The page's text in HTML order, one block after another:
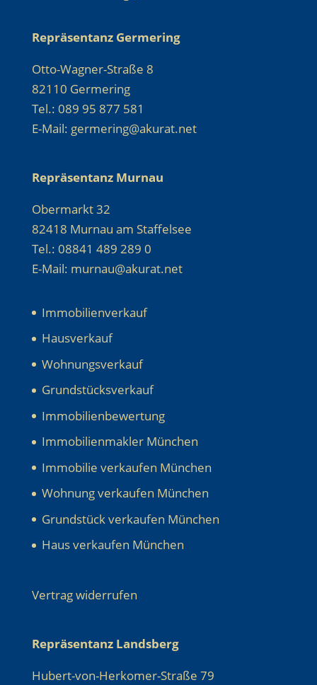
Repräsentanz Germering
Otto-Wagner-Straße 8
82110 Germering
Tel.: 089 95 877 581
E-Mail: germering@akurat.net
Repräsentanz Murnau
Obermarkt 32
82418 Murnau am Staffelsee
Tel.: 08841 489 289 0
E-Mail: murnau@akurat.net
Immobilienverkauf
Hausverkauf
Wohnungsverkauf
Grundstücksverkauf
Immobilienbewertung
Immobilienmakler München
Immobilie verkaufen München
Wohnung verkaufen München
Grundstück verkaufen München
Haus verkaufen München
Vertrag widerrufen
Repräsentanz Landsberg
Hubert-von-Herkomer-Straße 79